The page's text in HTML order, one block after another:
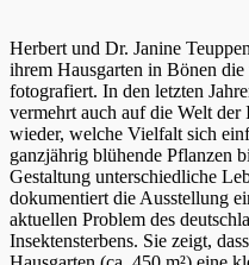
Herbert und Dr. Janine
ihrem Hausgarten in Bönen
fotografiert. In den letzten
vermehrt auch auf die Welt der
wieder, welche Vielfalt sich
ganzjährig blühende Pflanzen
Gestaltung unterschiedliche
dokumentiert die Ausstellung
aktuellen Problem des
Insektensterbens. Sie zeigt,